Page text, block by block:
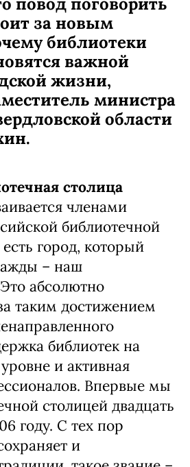
за новым
библиотеки
важной
жизни,
министра
области
столица
членами
библиотечной
город, который
– наш
абсолютно
таким достижением
библиотек на
и активная
Впервые мы
столицей двадцать
году. С тех пор
и